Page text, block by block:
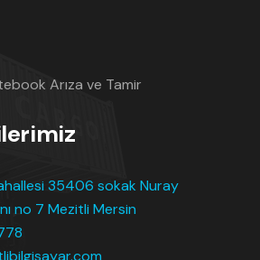
Arıza ve Tamir
35406 sokak Nuray
no 7 Mezitli Mersin